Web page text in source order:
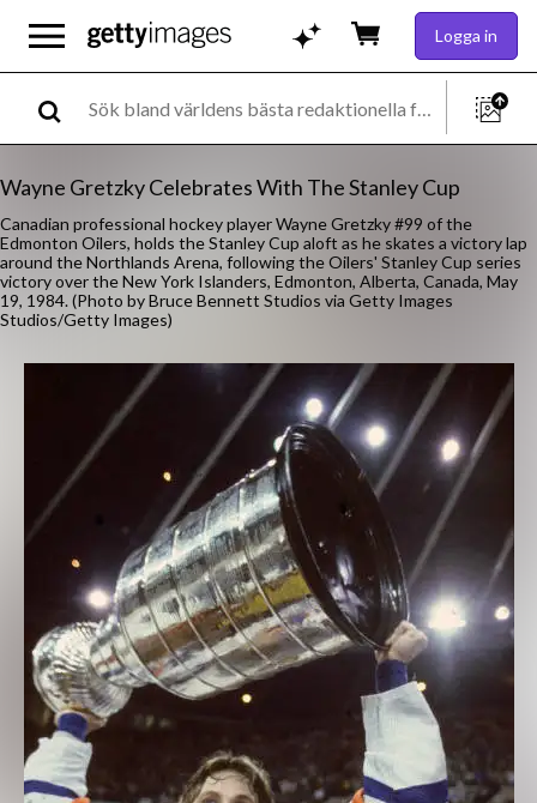
Logga in
Wayne Gretzky Celebrates With The Stanley Cup
Canadian professional hockey player Wayne Gretzky #99 of the
Edmonton Oilers, holds the Stanley Cup aloft as he skates a victory lap
around the Northlands Arena, following the Oilers' Stanley Cup series
victory over the New York Islanders, Edmonton, Alberta, Canada, May
19, 1984. (Photo by Bruce Bennett Studios via Getty Images
Studios/Getty Images)